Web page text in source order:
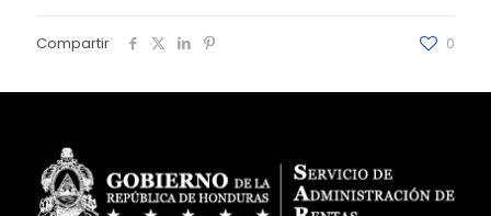
Compartir 0